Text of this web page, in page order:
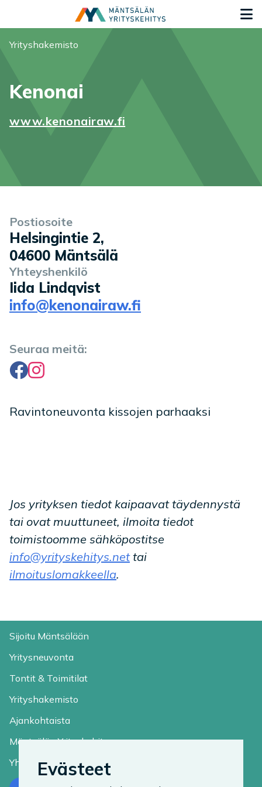
Olet tässä:
Yrityshakemisto
Kenonai
www.kenonairaw.fi
Yrityksen tiedot
Postiosoite
Helsingintie 2,
04600 Mäntsälä
Yhteyshenkilö
Iida Lindqvist
info@kenonairaw.fi
Seuraa meitä:
Facebook
Instagram
Palvelukuvaus
Ravintoneuvonta kissojen parhaaksi
Jos yrityksen tiedot kaipaavat täydennystä
tai ovat muuttuneet, ilmoita tiedot
toimistoomme sähköpostitse
info@yrityskehitys.nettai
ilmoituslomakkeella.
Sijoitu Mäntsälään
Yritysneuvonta
Tontit & Toimitilat
Yrityshakemisto
Ajankohtaista
Mäntsälän Yrityskehitys
YhteystiedotEvästeet